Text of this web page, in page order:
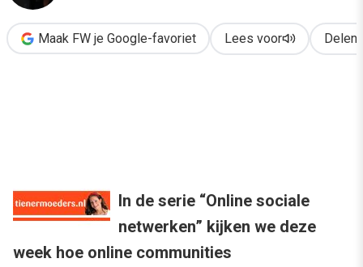
Maak FW je Google-favoriet Lees voor Delen
In de serie “Online sociale
netwerken” kijken we deze
week hoe online communities